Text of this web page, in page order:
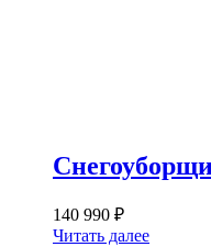
140 990 ₽
Читать далее